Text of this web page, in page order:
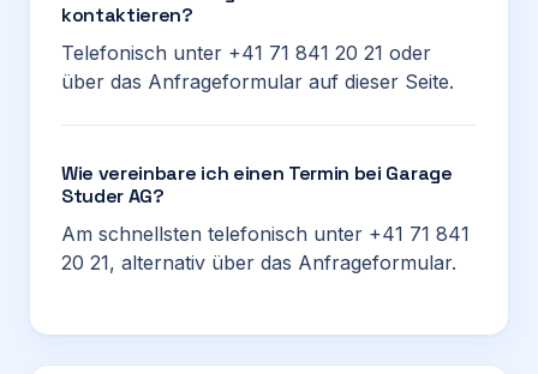
kontaktieren?
Telefonisch unter +41 71 841 20 21 oder
über das Anfrageformular auf dieser Seite.
Wie vereinbare ich einen Termin bei Garage
Studer AG?
Am schnellsten telefonisch unter +41 71 841
20 21, alternativ über das Anfrageformular.